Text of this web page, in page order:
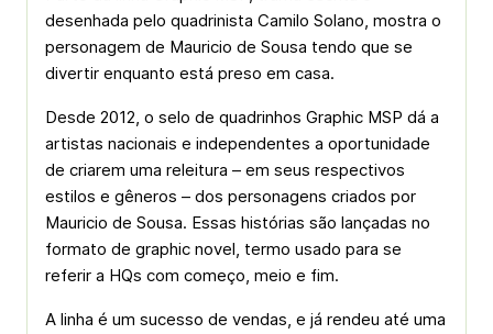
desenhada pelo quadrinista Camilo Solano, mostra o
personagem de Mauricio de Sousa tendo que se
divertir enquanto está preso em casa.
Desde 2012, o selo de quadrinhos Graphic MSP dá a
artistas nacionais e independentes a oportunidade
de criarem uma releitura – em seus respectivos
estilos e gêneros – dos personagens criados por
Mauricio de Sousa. Essas histórias são lançadas no
formato de graphic novel, termo usado para se
referir a HQs com começo, meio e fim.
A linha é um sucesso de vendas, e já rendeu até uma